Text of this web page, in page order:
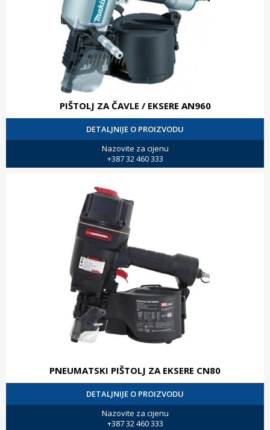
PIŠTOLJ ZA ČAVLE / EKSERE AN960
DETALJNIJE O PROIZVODU
Nazovite za cijenu
+387 32 460 333
PNEUMATSKI PIŠTOLJ ZA EKSERE CN80
DETALJNIJE O PROIZVODU
Nazovite za cijenu
+387 32 460 333